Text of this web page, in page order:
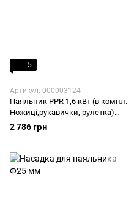
5
Артикул: 000003124
Паяльник PPR 1,6 кВт (в компл.
Ножиці,рукавички, рулетка)
для ППР d20-63
2 786 грн